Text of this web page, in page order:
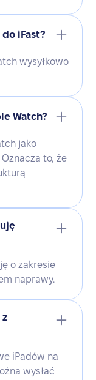
do iFast?
wysyłkowo
Watch?
jako
to, że
o zakresie
naprawy.
z
iPadów na
wysłać